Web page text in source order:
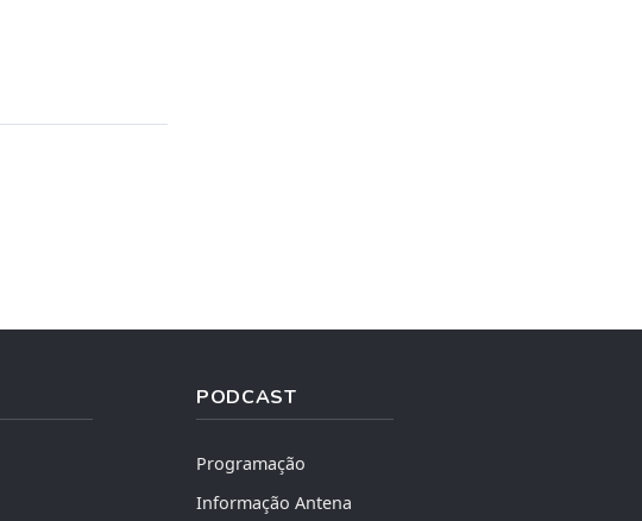
PODCAST
Programação
Informação Antena